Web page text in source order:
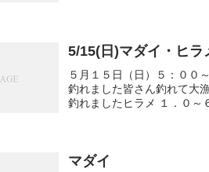
5/15(日)マダイ・ヒラ
５月１５日（日）５：００
釣れました皆さん釣れて大
釣れましたヒラメ １．０～
マダイ